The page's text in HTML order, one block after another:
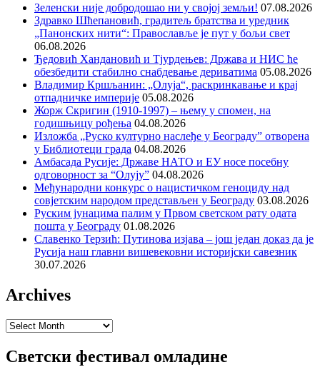
Зеленски није добродошао ни у својој земљи! 07.08.2026
Здравко Шћепановић, градитељ братства и уредник
„Панонских нити“: Православље је пут у бољи свет
06.08.2026
Ђедовић Хандановић и Тјурдењев: Држава и НИС ће
обезбедити стабилно снабдевање дериватима 05.08.2026
Владимир Кршљанин: „Олуја“, раскринкавање и крај
отпадничке империје 05.08.2026
Жорж Скригин (1910-1997) – њему у спомен, на
годишњицу рођења 04.08.2026
Изложба „Руско културно наслеђе у Београду” отворена
у Библиотеци града 04.08.2026
Амбасада Русије: Државе НАТО и ЕУ носе посебну
одговорност за “Олују” 04.08.2026
Међународни конкурс о нацистичком геноциду над
совјетским народом представљен у Београду 03.08.2026
Руским јунацима палим у Првом светском рату одата
пошта у Београду 01.08.2026
Славенко Терзић: Путинова изјава – још један доказ да је
Русија наш главни вишевековни историјски савезник
30.07.2026
Archives
Archives
Светски фестивал омладине